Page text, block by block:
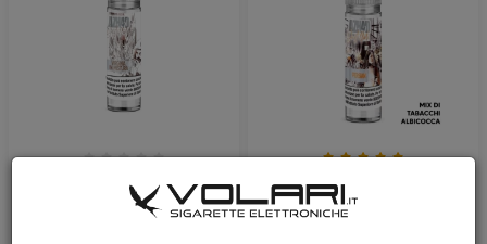
Aroma Azhad's Elixirs
Distillati Virginia in
Mistura 20ml
Aroma Azhad's Elixirs
Distillati Persian
Apricot 20ml